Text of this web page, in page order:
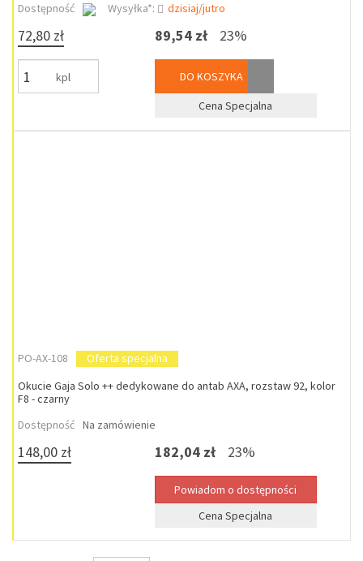
Dostępność
Wysyłka*: dzisiaj/jutro
72,80 zł
kpl
89,54 zł 23%
DO KOSZYKA
Cena Specjalna
PO-AX-108
Oferta specjalna
Okucie Gaja Solo ++ dedykowane do antab AXA, rozstaw 92, kolor
F8 - czarny
Dostępność Na zamówienie
148,00 zł 182,04 zł 23%
Cena Specjalna